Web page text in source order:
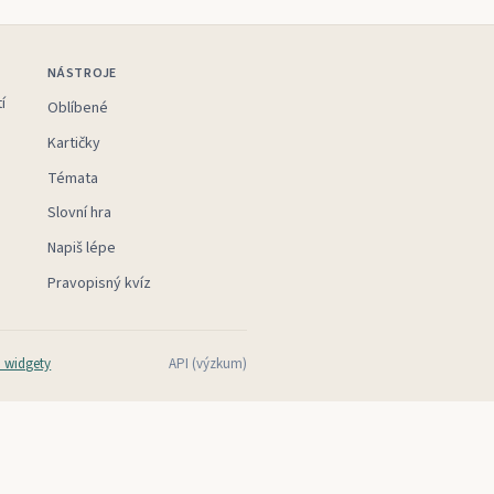
NÁSTROJE
Oblíbené
Kartičky
Témata
Slovní hra
Napiš lépe
Pravopisný kvíz
widgety API (výzkum)